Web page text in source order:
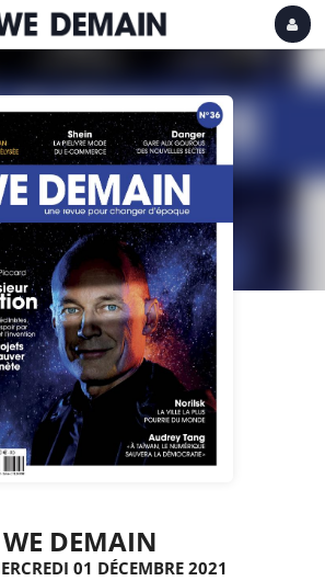
WE DEMAIN
01 DÉCEMBRE 2021